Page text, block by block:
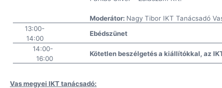
Moderátor: Nagy Tibor IKT Tanácsadó
13:00-
14:00
Ebédszünet
14:00-
16:00
Kötetlen beszélgetés a kiállítókkal, az
Vas megyei IKT tanácsadó: